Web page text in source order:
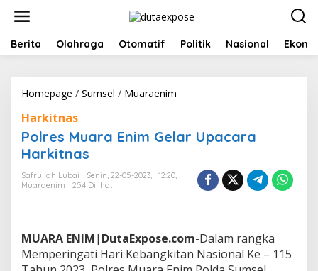
t
Berita Olahraga Otomatif Politik Nasional
Homepage / Sumsel / Muaraenim
r
e
E
n
i
Harkitnas
Polres Muara Enim Gelar Upacara
Harkitnas
Safrullah Lubai
Senin, 22-05-2023, | 12:20,
Muaraenim
254 Dilihat
MUARA ENIM| DutaExpose.com-Dalam rangka
Memperingati Hari Kebangkitan Nasional Ke – 115